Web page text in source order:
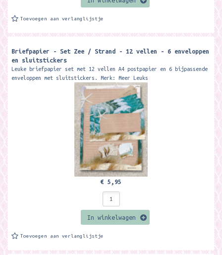
Toevoegen aan verlanglijstje
Briefpapier - Set Zee / Strand - 12 vellen - 6 enveloppen
en sluitstickers
Leuke briefpapier set met 12 vellen A4 postpapier en 6 bijpassende
enveloppen met sluitstickers. Merk: Meer Leuks
€ 5,95
In winkelwagen
Toevoegen aan verlanglijstje